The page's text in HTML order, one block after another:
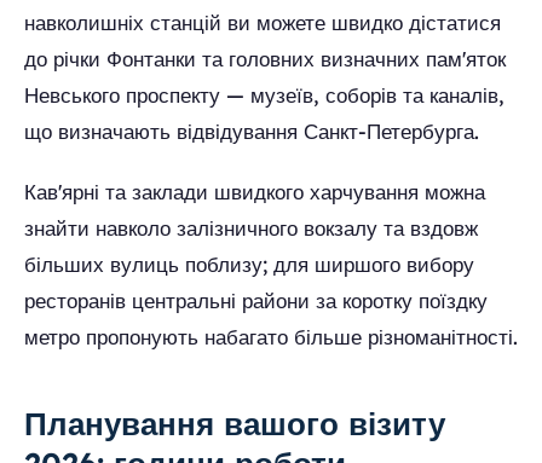
навколишніх станцій ви можете швидко дістатися
до річки Фонтанки та головних визначних пам'яток
Невського проспекту — музеїв, соборів та каналів,
що визначають відвідування Санкт-Петербурга.
Кав'ярні та заклади швидкого харчування можна
знайти навколо залізничного вокзалу та вздовж
більших вулиць поблизу; для ширшого вибору
ресторанів центральні райони за коротку поїздку
метро пропонують набагато більше різноманітності.
Планування вашого візиту